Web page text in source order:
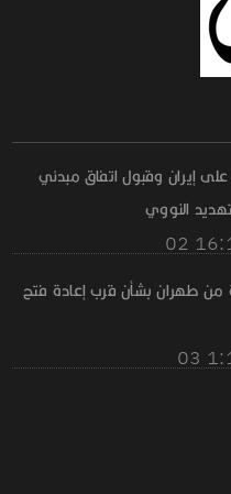
إيران وقبول اتفاق مبدئي
النووي
من طهران بشأن قرب إعادة فتح